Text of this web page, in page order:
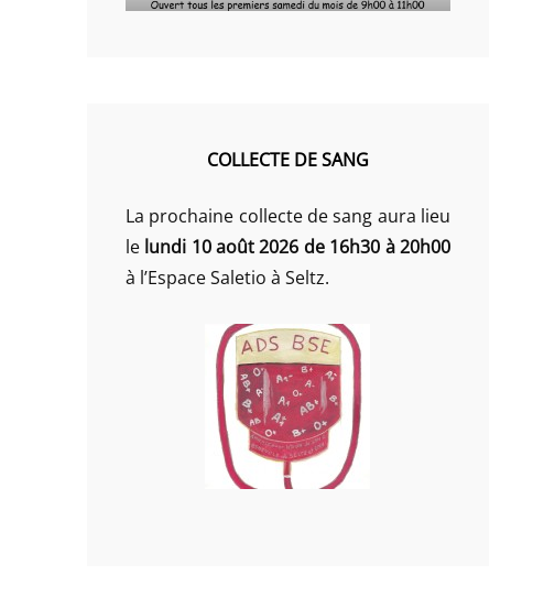
COLLECTE DE SANG
La prochaine collecte de sang aura lieu
le lundi 10 août 2026 de 16h30 à 20h00
à l’Espace Saletio à Seltz.